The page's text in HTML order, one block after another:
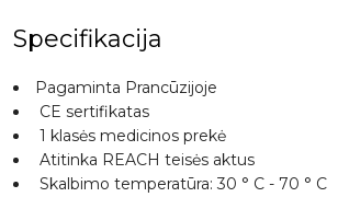
Specifikacija
Pagaminta Prancūzijoje
CE sertifikatas
1 klasės medicinos prekė
Atitinka REACH teisės aktus
Skalbimo temperatūra: 30 ° C - 70 ° C